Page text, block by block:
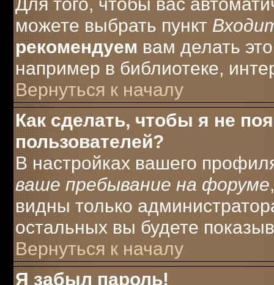
можете выбрать пункт
рекомендуем вам делать
например в библиотеке,
Вернуться к началу
Как сделать, чтобы я не
пользователей?
В настройках вашего
ваше пребывание на форуме
видны только
остальных вы будете
Вернуться к началу
Я забыл пароль!